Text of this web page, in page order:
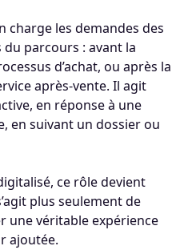
charge les demandes des
parcours : avant la
d’achat, ou après la
après-vente. Il agit
en réponse à une
en suivant un dossier ou
ce rôle devient
plus seulement de
une véritable expérience
ajoutée.